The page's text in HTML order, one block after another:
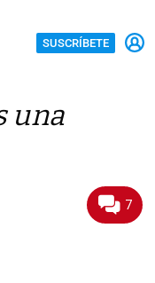
SUSCRÍBETE
una
7